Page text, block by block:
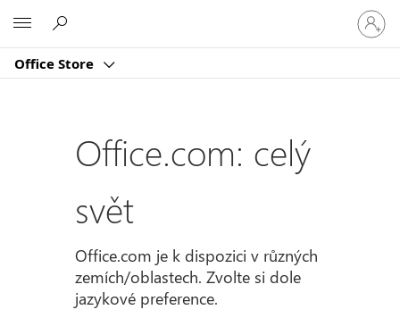
Office Store
se
ke
účtu
Office.com: celý
svět
Office.com je k dispozici v různých
zemích/oblastech. Zvolte si dole
jazykové preference.